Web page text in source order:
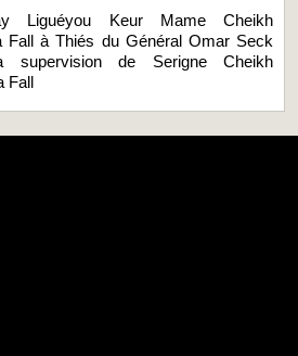
Liguéyou Keur Mame Cheikh
Fall à Thiés du Général Omar Seck
supervision de Serigne Cheikh
Fall